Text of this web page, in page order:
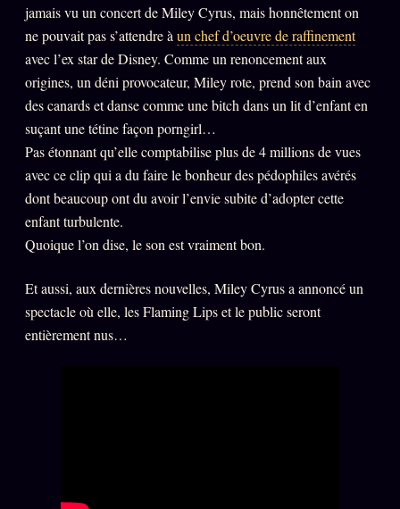
Chat Oracle LIVE
Oracle z/S
Oracle Analyse
Oracle Éclair
Oracle Couples
Oracle Famille
Oracle Sigil Sonore
Oracle Anniversaire
Oracle Carte du Jour
jamais vu un concert de Miley Cyrus, mais honnêtement on
ne pouvait pas s’attendre àun chef d’oeuvre de raffinement
avec l’ex star de Disney. Comme un renoncement aux
origines, un déni provocateur, Miley rote, prend son bain avec
des canards et danse comme une bitch dans un lit d’enfant en
suçant une tétine façon porngirl…
Pas étonnant qu’elle comptabilise plus de 4 millions de vues
avec ce clip qui a du faire le bonheur des pédophiles avérés
dont beaucoup ont du avoir l’envie subite d’adopter cette
enfant turbulente.
Quoique l’on dise, le son est vraiment bon.
Et aussi, aux dernières nouvelles, Miley Cyrus a annoncé un
spectacle où elle, les Flaming Lips et le public seront
entièrement nus…